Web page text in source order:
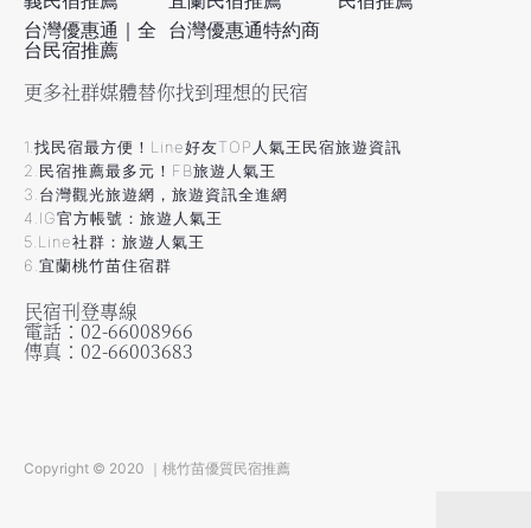
台灣優惠通｜全
台民宿推薦
台灣優惠通特約商
更多社群媒體替你找到理想的民宿
1.找民宿最方便！Line好友TOP人氣王民宿旅遊資訊
2.民宿推薦最多元！FB旅遊人氣王
3.台灣觀光旅遊網，旅遊資訊全進網
4.IG官方帳號：旅遊人氣王
5.Line社群：旅遊人氣王
6.宜蘭桃竹苗住宿群
民宿刊登專線
電話：02-66008966
傳真：02-66003683
Copyright © 2020 ｜桃竹苗優質民宿推薦